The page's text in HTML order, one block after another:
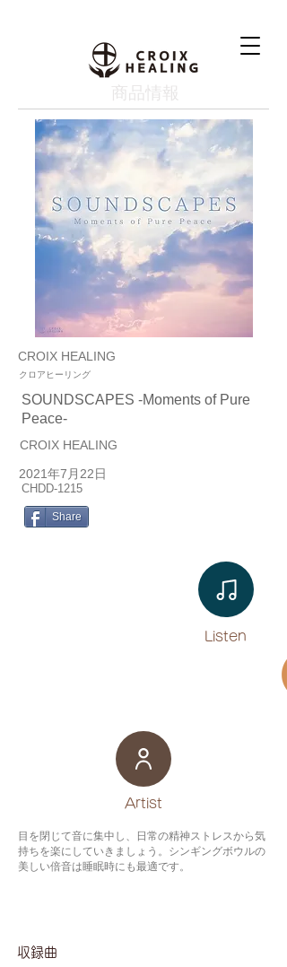
​商品情報
CROIX HEALING
クロアヒーリング
SOUNDSCAPES -Moments of Pure
Peace-
CROIX HEALING
2021年7月22日
CHDD-1215
Share
Listen​
​Artist
目を閉じて音に集中し、日常の精神ストレスから気
持ちを楽にしていきましょう。シンギングボウルの
美しい倍音は睡眠時にも最適です。
​収録曲